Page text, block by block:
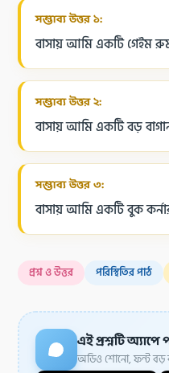
সম্ভাব্য উত্তর ১:
বাসায় আমি একটি গেইম
সম্ভাব্য উত্তর ২:
বাসায় আমি একটি বড়
সম্ভাব্য উত্তর ৩:
বাসায় আমি একটি বুক
প্রশ্ন ও উত্তর পরিস্থিতির পাঠ
এই প্রশ্নটি
অডিও শোনো, ফন্ট বড়